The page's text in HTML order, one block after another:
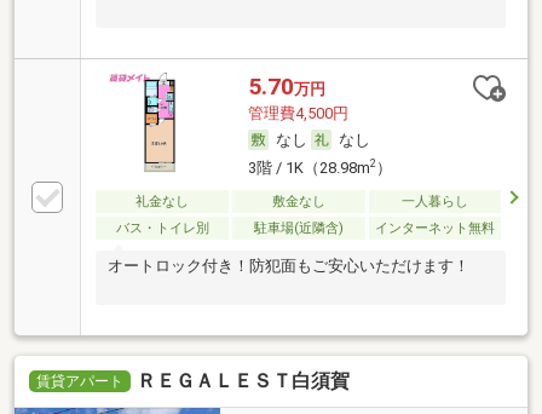
5.70万円
管理費4,500円
なし
なし
3階 / 1K（28.98m2）
礼金なし 敷金なし
一人暮らし
バス・トイレ別
駐車場(近隣含) インターネット無料
オートロック付き！防犯面もご安心いただけます！
賃貸アパート ＲＥＧＡＬＥＳＴ白須賀